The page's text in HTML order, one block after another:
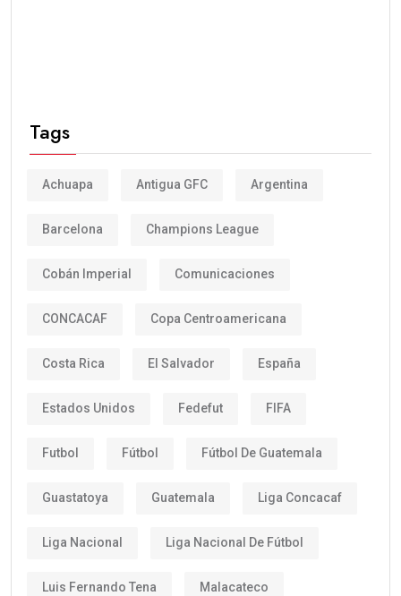
Tags
Achuapa Antigua GFC Argentina
Barcelona Champions League
Cobán Imperial Comunicaciones
CONCACAF Copa Centroamericana
Costa Rica El Salvador España
Estados Unidos Fedefut FIFA
Futbol Fútbol Fútbol De Guatemala
Guastatoya Guatemala Liga Concacaf
Liga Nacional Liga Nacional De Fútbol
Luis Fernando Tena Malacateco